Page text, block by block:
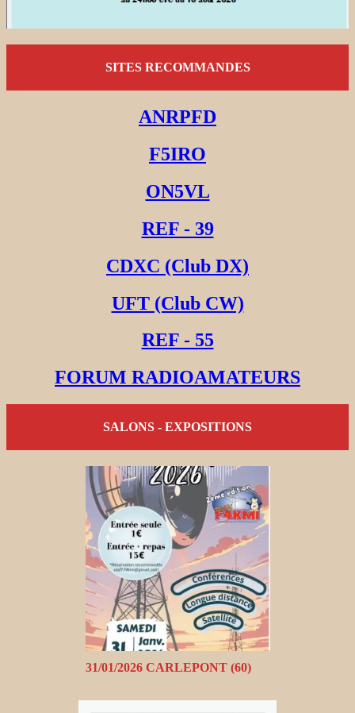
SITES RECOMMANDES
ANRPFD
F5IRO
ON5VL
REF - 39
CDXC (Club DX)
UFT (Club CW)
REF - 55
FORUM RADIOAMATEURS
SALONS - EXPOSITIONS
31/01/2026 CARLEPONT (60)